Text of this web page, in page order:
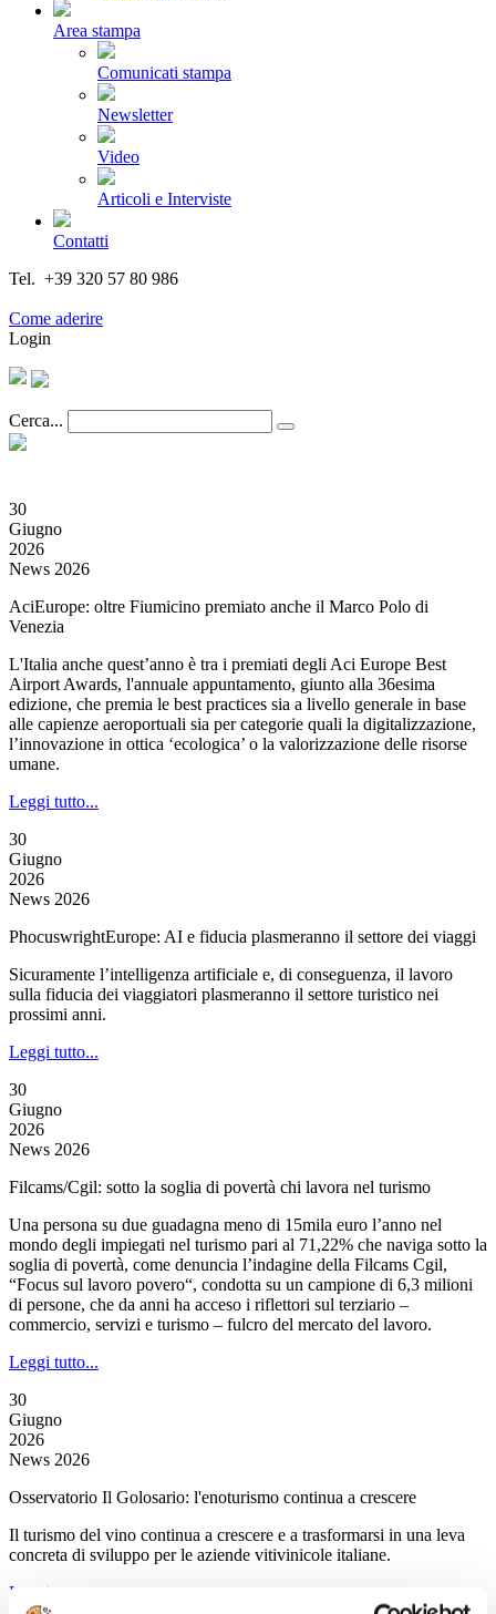
Area stampa
Comunicati stampa
Newsletter
Video
Articoli e Interviste
Contatti
Tel. +39 320 57 80 986
Come aderire
Login
Cerca...
30
Giugno
2026
News 2026
AciEurope: oltre Fiumicino premiato anche il Marco Polo di
Venezia
L'Italia anche quest’anno è tra i premiati degli Aci Europe Best
Airport Awards, l'annuale appuntamento, giunto alla 36esima
edizione, che premia le best practices sia a livello generale in base
alle capienze aeroportuali sia per categorie quali la digitalizzazione,
l’innovazione in ottica ‘ecologica’ o la valorizzazione delle risorse
umane.
Leggi tutto...
30
Giugno
2026
News 2026
PhocuswrightEurope: AI e fiducia plasmeranno il settore dei viaggi
Sicuramente l’intelligenza artificiale e, di conseguenza, il lavoro
sulla fiducia dei viaggiatori plasmeranno il settore turistico nei
prossimi anni.
Leggi tutto...
30
Giugno
2026
News 2026
Filcams/Cgil: sotto la soglia di povertà chi lavora nel turismo
Una persona su due guadagna meno di 15mila euro l’anno nel
mondo degli impiegati nel turismo pari al 71,22% che naviga sotto la
soglia di povertà, come denuncia l’indagine della Filcams Cgil,
“Focus sul lavoro povero“, condotta su un campione di 6,3 milioni
di persone, che da anni ha acceso i riflettori sul terziario –
commercio, servizi e turismo – fulcro del mercato del lavoro.
Leggi tutto...
30
Giugno
2026
News 2026
Osservatorio Il Golosario: l'enoturismo continua a crescere
Il turismo del vino continua a crescere e a trasformarsi in una leva
concreta di sviluppo per le aziende vitivinicole italiane.
Leggi tutto...